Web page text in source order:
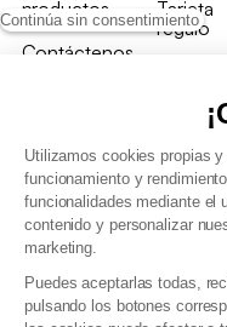
Continúa sin consentimiento
Utilizamos cookies propias
funcionamiento y
funcionalidades mediante el
contenido y personalizar
marketing.
Puedes aceptarlas todas,
pulsando los botones
productos
Contáctenos
Tarjeta
regalo
Política de gestión
Condiciones